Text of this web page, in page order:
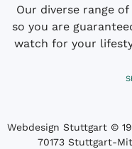
Our diverse range
so you are
watch for your
Webdesign Stuttgart ©
70173 Stuttgart-